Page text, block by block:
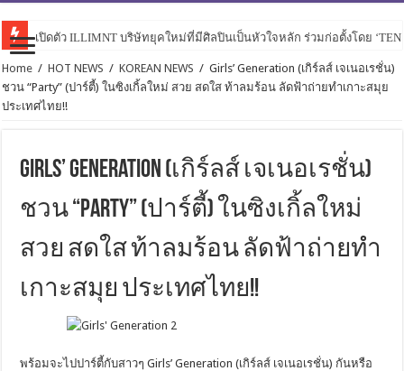
เปิดตัว ILLIMNT บริษัทยุคใหม่ที่มีศิลปินเป็นหัวใจหลัก ร่วมก่อตั้งโดย
Home / HOT NEWS / KOREAN NEWS / Girls’ Generation (เกิร์ลส์ เจเนอเรชั่น)
ชวน “Party” (ปาร์ตี้) ในซิงเกิ้ลใหม่ สวย สดใส ท้าลมร้อน ลัดฟ้าถ่ายทำเกาะสมุย
ประเทศไทย!!
Girls’ Generation (เกิร์ลส์ เจเนอเรชั่น)
ชวน “Party” (ปาร์ตี้) ในซิงเกิ้ลใหม่
สวย สดใส ท้าลมร้อน ลัดฟ้าถ่ายทำ
เกาะสมุย ประเทศไทย!!
พร้อมจะไปปาร์ตี้กับสาวๆ Girls’ Generation (เกิร์ลส์ เจเนอเรชั่น) กันหรือ